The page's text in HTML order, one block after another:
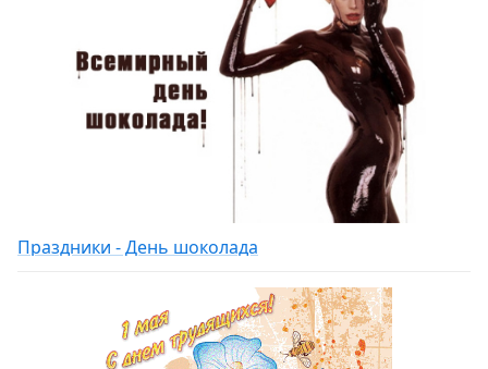
Праздники - День шоколада